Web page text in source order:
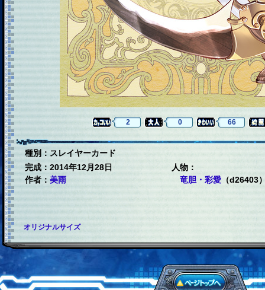
2 0 66
種別：スレイヤーカード
完成：2014年12月28日
作者： 美雨
オリジナルサイズ
人物：
竜胆・彩愛 （d26403